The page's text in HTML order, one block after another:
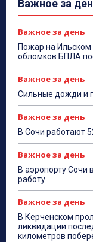
Важное за
Важное за день
Пожар на
обломков БПЛА
Важное за день
Сильные дожди и
Важное за день
В Сочи работают
Важное за день
В аэропорту Сочи
работу
Важное за день
В Керченском
ликвидации
километров